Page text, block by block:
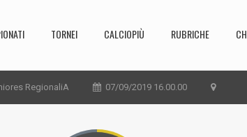
TORNEI CALCIOPIÙ RUBRICHE
RegionaliA 07/09/2019 16.00.00